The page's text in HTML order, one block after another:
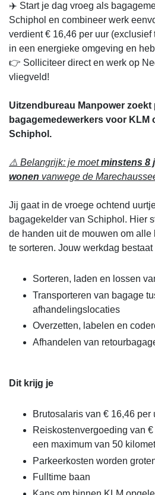
✈️ Start je dag vroeg als
Schiphol en combineer werk
verdient € 16,46 per uur
in een energieke omgeving en
👉 Solliciteer direct en werk op
vliegveld!
Uitzendbureau Manpower zoekt
bagagemedewerkers voor KLM
Schiphol.
⚠️ Belangrijk: je moetminstens 8
wonen vanwege de
Jij gaat in de vroege ochtend
bagagekelder van Schiphol. Hier
de handen uit de mouwen om
te sorteren. Jouw werkdag bestaat
Sorteren, laden en lossen
Transporteren van bagage
afhandelingslocaties
Overzetten, labelen en
Afhandelen van
Dit krijg je
Brutosalaris van € 16,46
Reiskostenvergoeding van
een maximum van 50
Parkeerkosten worden
Fulltime baan